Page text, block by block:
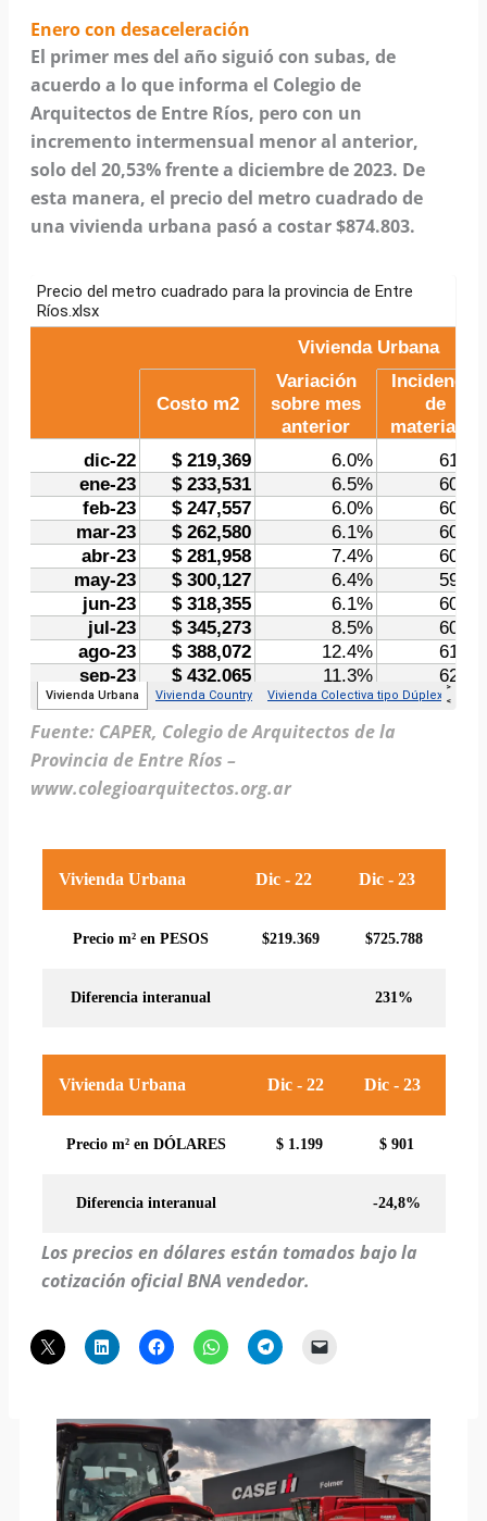
Enero con desaceleración
El primer mes del año siguió con subas, de
acuerdo a lo que informa el Colegio de
Arquitectos de Entre Ríos, pero con un
incremento intermensual menor al anterior,
solo del 20,53% frente a diciembre de 2023. De
esta manera, el precio del metro cuadrado de
una vivienda urbana pasó a costar $874.803.
Fuente: CAPER, Colegio de Arquitectos de la
Provincia de Entre Ríos –
www.colegioarquitectos.org.ar
Vivienda Urbana Dic - 22 Dic - 23
Precio m² en PESOS $219.369 $725.788
Diferencia interanual 231%
Vivienda Urbana Dic - 22 Dic - 23
Precio m² en DÓLARES $ 1.199 $ 901
Diferencia interanual -24,8%
Los precios en dólares están tomados bajo la
cotización oficial BNA vendedor.